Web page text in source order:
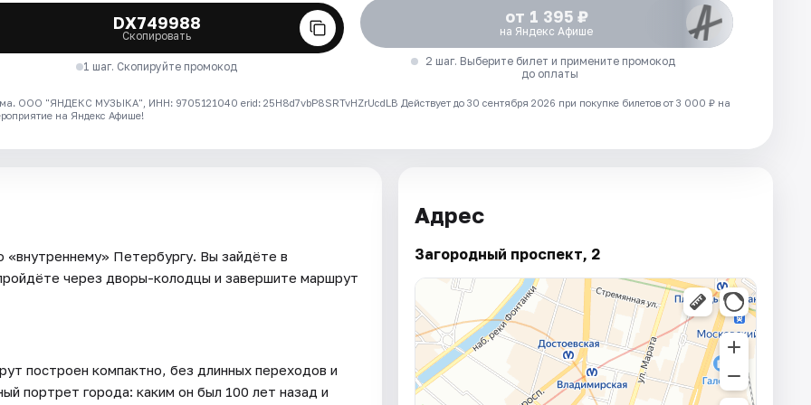
DX749988
Скопировать
1 шаг. Скопируйте промокод
от 1 395 ₽
на Яндекс Афише
2 шаг. Выберите билет и примените промокод
до оплаты
ООО "ЯНДЕКС МУЗЫКА", ИНН: 9705121040 erid: 25H8d7vbP8SRTvHZrUcdLB Действует до 30 сентября 2026 при покупке билетов от 3 000 ₽ на
на Яндекс Афише!
«внутреннему» Петербургу. Вы зайдёте в
через дворы-колодцы и завершите маршрут
построен компактно, без длинных переходов и
портрет города: каким он был 100 лет назад и
Адрес
Загородный проспект, 2